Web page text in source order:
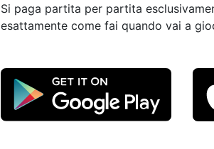
Si paga partita per partita
esattamente come fai quando vai a